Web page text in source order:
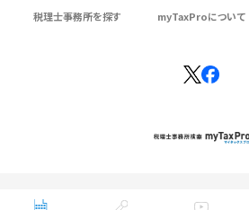
税理士事務所を探す myTaxProについて